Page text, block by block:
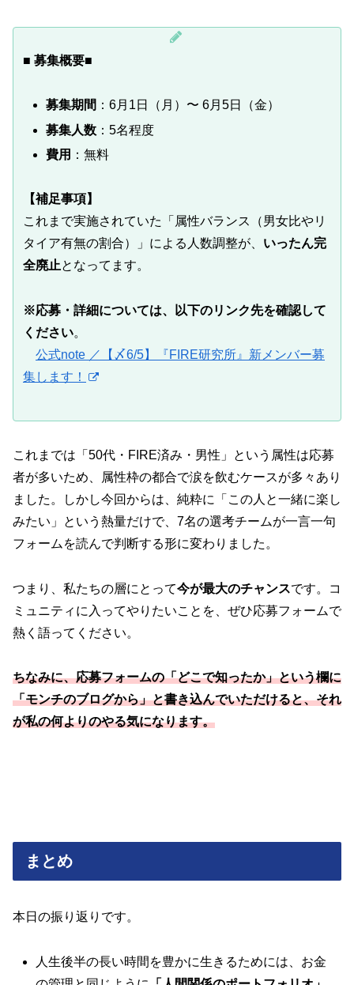
■ 募集概要■
募集期間 ：6月1日（月）〜 6月5日（金）
募集人数 ：5名程度
費用 ：無料
【補足事項】
これまで実施されていた「属性バランス（男女比やリ
タイア有無の割合）」による人数調整が、 いったん完
全廃止となってます。
※応募・詳細については、以下のリンク先を確認して
ください。
公式note ／【〆6/5】『FIRE研究所』新メンバー募
集します！
これまでは「50代・FIRE済み・男性」という属性は応募
者が多いため、属性枠の都合で涙を飲むケースが多々あり
ました。しかし今回からは、純粋に「この人と一緒に楽し
みたい」という熱量だけで、7名の選考チームが一言一句
フォームを読んで判断する形に変わりました。
つまり、私たちの層にとって今が最大のチャンスです。コ
ミュニティに入ってやりたいことを、ぜひ応募フォームで
熱く語ってください。
ちなみに、応募フォームの「どこで知ったか」という欄に
「モンチのブログから」と書き込んでいただけると、それ
が私の何よりのやる気になります。
まとめ
本日の振り返りです。
人生後半の長い時間を豊かに生きるためには、お金